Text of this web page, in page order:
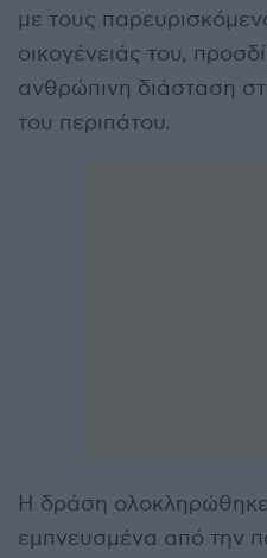
με τους
οικογένειάς του,
ανθρώπινη διάσταση
του περιπάτου.
Η δράση
εμπνευσμένα από την